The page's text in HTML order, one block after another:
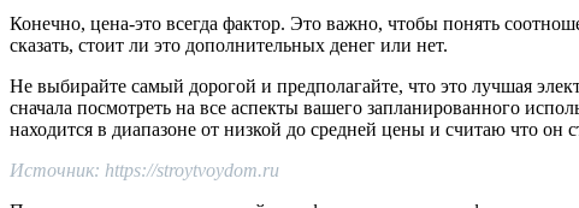
Конечно, цена-это всегда фактор. Это важно, чтобы понять
сказать, стоит ли это дополнительных денег или нет.
Не выбирайте самый дорогой и предполагайте, что это лучшая
сначала посмотреть на все аспекты вашего запланированного
находится в диапазоне от низкой до средней цены и считаю что он
Источник: https://stroytvoydom.ru